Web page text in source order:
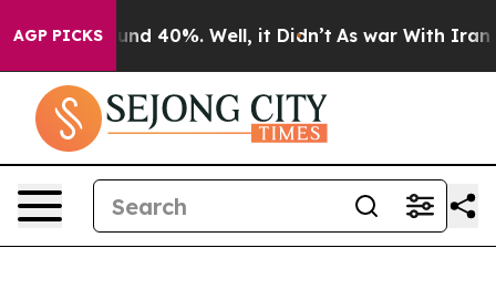
AGP PICKS
Around 40%. Well, it Didn’t As war With Iran